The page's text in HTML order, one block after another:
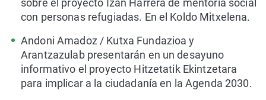
sobre el proyecto Izan Harrera de mentoría social
con personas refugiadas. En el Koldo Mitxelena.
Andoni Amadoz / Kutxa Fundazioa y
Arantzazulab presentarán en un desayuno
informativo el proyecto Hitzetatik Ekintzetara
para implicar a la ciudadanía en la Agenda 2030.